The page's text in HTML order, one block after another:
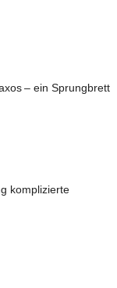
– ein Sprungbrett
komplizierte